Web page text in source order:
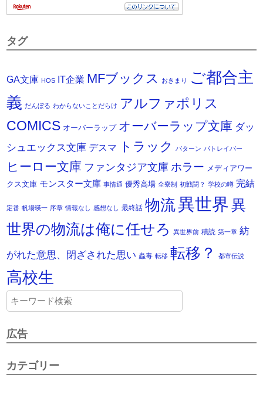
タグ
GA文庫 HOS IT企業 MFブックス おきまり
ご都合主
義 だんぼる わからないことだらけ アルファポリス
COMICS オーバーラップ オーバーラップ文庫 ダッ
シュエックス文庫 デスマ トラック パターン パトレイバー
ヒーロー文庫 ファンタジア文庫 ホラー メディアワー
クス文庫 モンスター文庫 事情通 優秀高場 全寮制 初戦闘？ 学校の噂 完結
定番 帆場暎一 序章 情報なし 感想なし 最終話 物流異世界異
世界の物流は俺に任せろ
異世界前 積読 第一章 紡
がれた意思、閉ざされた思い 蟲毒 転移 転移？ 都市伝説
高校生
広告
カテゴリー